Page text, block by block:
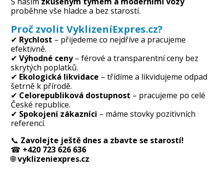
proběhne vše hladce a bez starostí.
Proč zvolit VyklizeníExpres.cz?
✔ Rychlost – přijedeme co nejdříve a pracujeme
efektivně.
✔Výhodné ceny– férové a transparentní ceny bez
skrytých poplatků.
✔ Ekologická likvidace – třídíme a likvidujeme odpad
šetrně k přírodě.
✔ Celorepubliková dostupnost – pracujeme po celé
České republice.
✔ Spokojení zákazníci – máme stovky pozitivních
referencí.
📞 Zavolejte ještě dnes a zbavte se starostí!
☎ +420 723 626 636
🌐vyklizeniexpres.cz